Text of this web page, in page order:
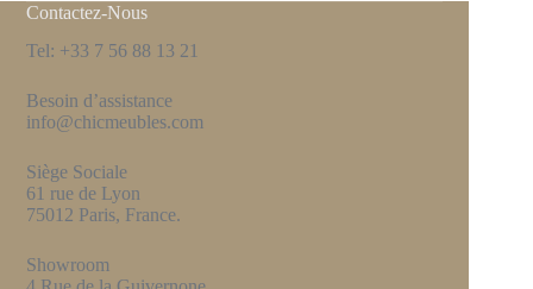
Contactez-Nous
Tel: +33 7 56 88 13 21
Besoin d’assistance
info@chicmeubles.com
Siège Sociale
61 rue de Lyon
75012 Paris, France.
Showroom